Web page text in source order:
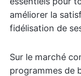
améliorer la
fidélisation de
Sur le marché
programmes de